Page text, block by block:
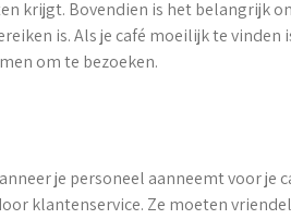
krijgt. Bovendien is het belangrijk
is. Als je café moeilijk te vinden
om te bezoeken.
je personeel aanneemt voor je
klantenservice. Ze moeten